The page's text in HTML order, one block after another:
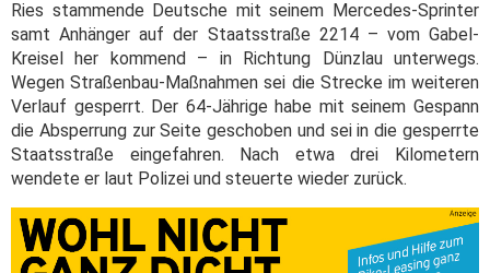
Ries stammende Deutsche mit seinem Mercedes-Sprinter
samt Anhänger auf der Staatsstraße 2214 – vom Gabel-
Kreisel her kommend – in Richtung Dünzlau unterwegs.
Wegen Straßenbau-Maßnahmen sei die Strecke im weiteren
Verlauf gesperrt. Der 64-Jährige habe mit seinem Gespann
die Absperrung zur Seite geschoben und sei in die gesperrte
Staatsstraße eingefahren. Nach etwa drei Kilometern
wendete er laut Polizei und steuerte wieder zurück.